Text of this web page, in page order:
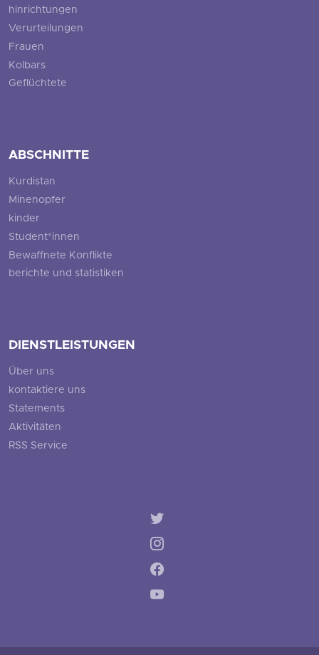
hinrichtungen
Verurteilungen
Frauen
Kolbars
Geflüchtete
ABSCHNITTE
Kurdistan
Minenopfer
kinder
Student*innen
Bewaffnete Konflikte
berichte und statistiken
DIENSTLEISTUNGEN
Über uns
kontaktiere uns
Statements
Aktivitäten
RSS Service